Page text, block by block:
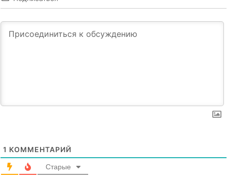
1 КОММЕНТАРИЙ
Старые